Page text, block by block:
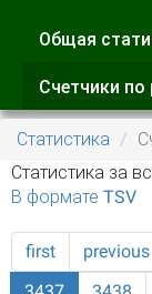
Главные
Общая
Счетчики по
Статистика
Статистика за
В формате TSV
first previous